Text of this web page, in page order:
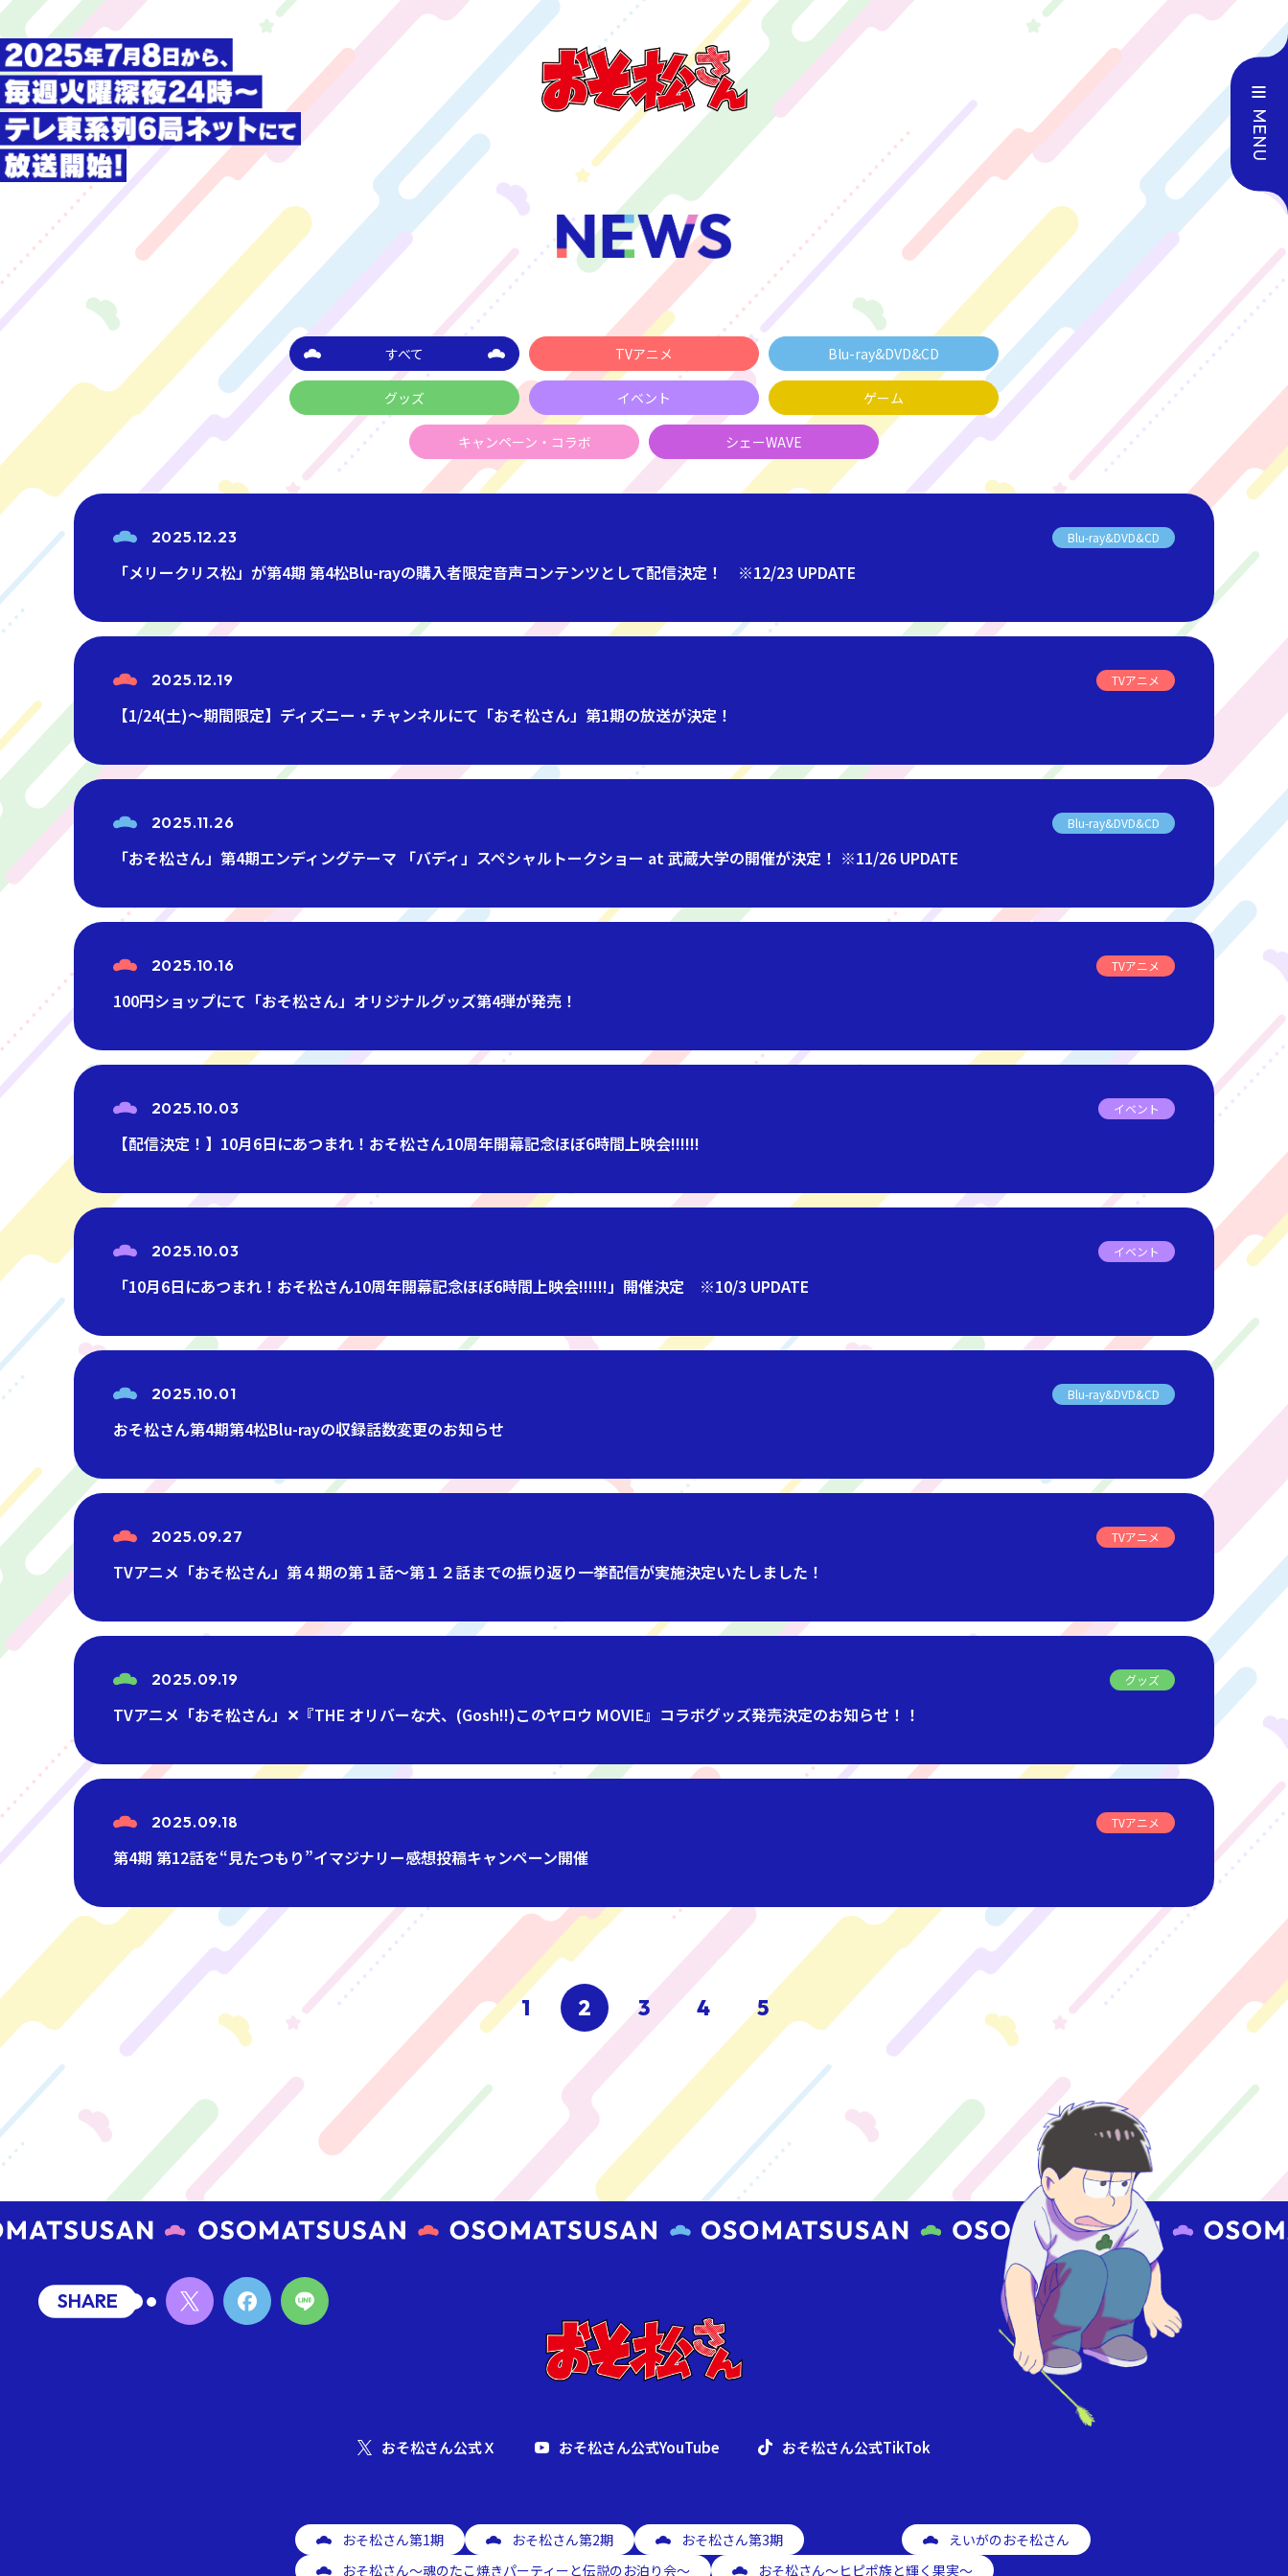
MENU
すべて TVアニメ Blu-ray&DVD&CD
グッズ イベント ゲーム
キャンペーン・コラボ シェーWAVE
2025.12.23
「メリークリス松」が第4期 第4松Blu-rayの購入者限定音声コンテンツとして配信決定！ ※12/23 UPDATE
Blu-ray&DVD&CD
2025.12.19
【1/24(土)～期間限定】ディズニー・チャンネルにて「おそ松さん」第1期の放送が決定！
TVアニメ
2025.11.26
「おそ松さん」第4期エンディングテーマ 「バディ」スペシャルトークショー at 武蔵大学の開催が決定！ ※11/26 UPDATE
Blu-ray&DVD&CD
2025.10.16
100円ショップにて「おそ松さん」オリジナルグッズ第4弾が発売！
TVアニメ
2025.10.03
【配信決定！】10月6日にあつまれ！おそ松さん10周年開幕記念ほぼ6時間上映会!!!!!!
イベント
2025.10.03
「10月6日にあつまれ！おそ松さん10周年開幕記念ほぼ6時間上映会!!!!!!」開催決定 ※10/3 UPDATE
イベント
2025.10.01
おそ松さん第4期第4松Blu-rayの収録話数変更のお知らせ
Blu-ray&DVD&CD
2025.09.27
TVアニメ「おそ松さん」第４期の第１話～第１２話までの振り返り一挙配信が実施決定いたしました！
TVアニメ
2025.09.19
TVアニメ「おそ松さん」✕『THE オリバーな犬、(Gosh!!)このヤロウ MOVIE』コラボグッズ発売決定のお知らせ！！
グッズ
2025.09.18
第4期 第12話を“見たつもり”イマジナリー感想投稿キャンペーン開催
TVアニメ
1 2 3 4 5
おそ松さん公式Ｘ おそ松さん公式YouTube おそ松さん公式TikTok
おそ松さん第1期 おそ松さん第2期 おそ松さん第3期
えいがのおそ松さん
おそ松さん～魂のたこ焼きパーティーと伝説のお泊り会～
おそ松さん～ヒピポ族と輝く果実～
SHARE